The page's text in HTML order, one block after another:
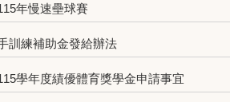
年慢速壘球賽
訓練補助金發給辦法
學年度績優體育獎學金申請事宜